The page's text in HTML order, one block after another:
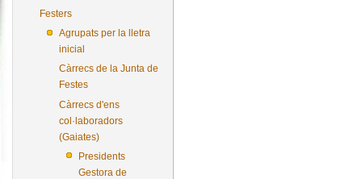
Festers
Agrupats per la lletra
inicial
Càrrecs de la Junta de
Festes
Càrrecs d'ens
col·laboradors
(Gaiates)
Presidents
Gestora de